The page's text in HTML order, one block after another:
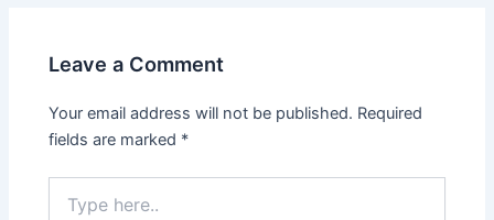
Leave a Comment
Your email address will not be published. Required
fields are marked *
here..